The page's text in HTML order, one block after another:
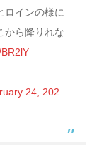
ロインの様に
から降りれな
24, 202